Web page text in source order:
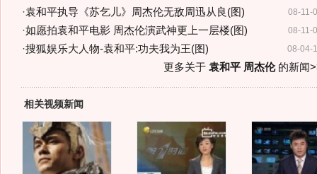
08-11-
·袁和平执导《苏乞儿》周杰伦无敌周迅从良(图)
08-11-
·如愿拍袁和平电影 周杰伦演武神更上一层楼(图)
08-04-
·搜狐娱乐大人物-袁和平:功夫我为王(图)
更多关于 袁和平 周杰伦的新闻
相关视频新闻